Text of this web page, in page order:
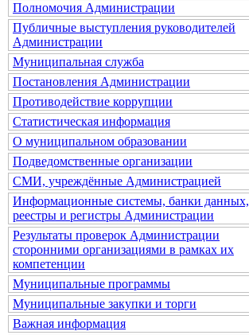
Полномочия Администрации
Публичные выступления руководителей
Администрации
Муниципальная служба
Постановления Администрации
Противодействие коррупции
Статистическая информация
О муниципальном образовании
Подведомственные организации
СМИ, учреждённые Администрацией
Информационные системы, банки данных,
реестры и регистры Администрации
Результаты проверок Администрации
сторонними организациями в рамках их
компетенции
Муниципальные программы
Муниципальные закупки и торги
Важная информация